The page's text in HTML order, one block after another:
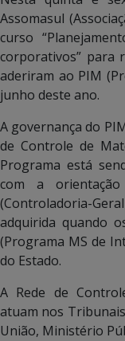
Assomasul
curso
corporativos” para
aderiram ao PIM
junho deste ano.
A governança do
de Controle de
Programa está
com a
(Controladoria-
adquirida quando
(Programa MS de
do Estado.
A Rede de
atuam nos
União, Ministério